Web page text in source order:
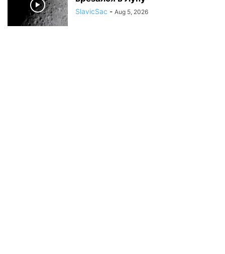
SlavicSac - Aug 5, 2026